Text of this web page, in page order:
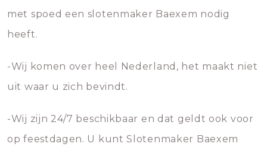
met spoed een slotenmaker Baexem nodig
heeft.
-Wij komen over heel Nederland, het maakt niet
uit waar u zich bevindt.
-Wij zijn 24/7 beschikbaar en dat geldt ook voor
op feestdagen. U kunt Slotenmaker Baexem